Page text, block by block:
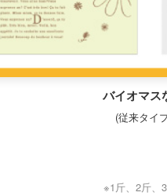
バイオマス
(従来タイ
※1斤、2斤、